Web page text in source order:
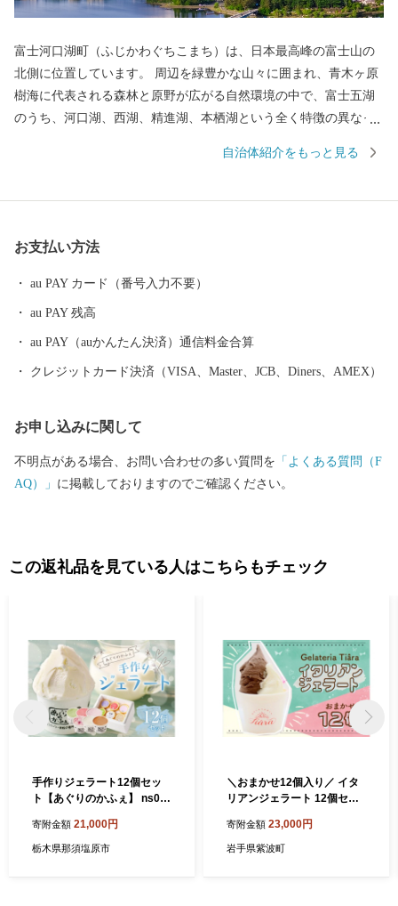
富士河口湖町（ふじかわぐちこまち）は、日本最高峰の富士山の
北側に位置しています。 周辺を緑豊かな山々に囲まれ、青木ヶ原
樹海に代表される森林と原野が広がる自然環境の中で、富士五湖
のうち、河口湖、西湖、精進湖、本栖湖という全く特徴の異なっ
す。 南は富士山の傾斜地、北は御坂山系に挟まれた高原のため夏
す。 都心から車で約９０分の場所に位置する富士河口湖町では、
河口湖美術館や河口湖ステラシアターなどの文化・観光施設のほ
設も充実しています。 ハーブフェスティバルや紅葉まつりなど季
節を感じることのできるイベントのほかにも、富士山河口湖音楽
祭や、４つの湖で行われる花火大会、マラソンなど多彩なイベン
自治体紹介をもっと見る
お支払い方法
au PAY カード（番号入力不要）
au PAY 残高
au PAY（auかんたん決済）通信料金合算
クレジットカード決済（VISA、Master、JCB、Diners、AMEX）
お申し込みに関して
不明点がある場合、お問い合わせの多い質問を 「よくある質問（F
AQ）」 に掲載しておりますのでご確認ください。
この返礼品を見ている人はこちらもチェック
手作りジェラート12個セッ
ト【あぐりのかふぇ】 ns02
乳 ミルク 詰め合わせ】
寄附金額 21,000円
栃木県那須塩原市
＼おまかせ12個入り／ イタ
リアンジェラート 12個セッ
イーツ アイス アソートセッ
ト 詰合せ 贈り物 ギフト (DX
寄附金額 23,000円
岩手県紫波町